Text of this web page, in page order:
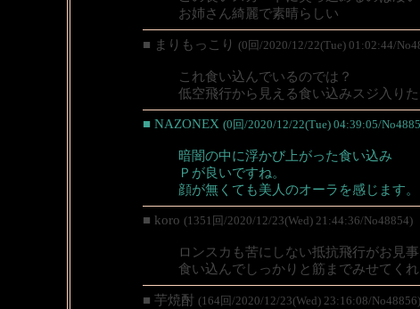
お姉さん綺麗で素晴らしい
■ まりもっこり (0回/2020/12/22(Tue) 01:02:44/
これ食い込んでいるのでは？
低空飛行から見える食い込みスジ入りた
■ NAZONEX (0回/2020/12/22(Tue) 04:39:05/
暗闇の中に浮かび上がった食い込み
Ｐが良いですね。
顔が無くても美人のオーラを感じます。
■ koro (1351回/2020/12/23(Wed) 21:44:36/No48854)
ロンスカも苦にしない抵抗飛行がお見
食い込んでしっかりと筋までみせてく
■ 芋焼酎 (164回/2020/12/23(Wed) 23:16:08/No48856)